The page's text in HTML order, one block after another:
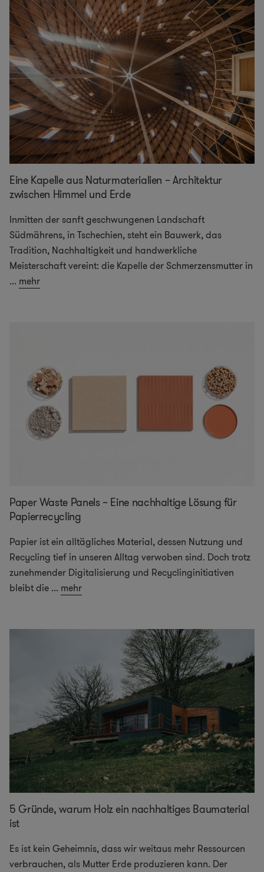
Eine Kapelle aus Naturmaterialien – Architektur
zwischen Himmel und Erde
Inmitten der sanft geschwungenen Landschaft
Südmährens, in Tschechien, steht ein Bauwerk, das
Tradition, Nachhaltigkeit und handwerkliche
Meisterschaft vereint: die Kapelle der Schmerzensmutter in
... mehr
Paper Waste Panels – Eine nachhaltige Lösung für
Papierrecycling
Papier ist ein alltägliches Material, dessen Nutzung und
Recycling tief in unseren Alltag verwoben sind. Doch trotz
zunehmender Digitalisierung und Recyclinginitiativen
bleibt die ... mehr
5 Gründe, warum Holz ein nachhaltiges Baumaterial
ist
Es ist kein Geheimnis, dass wir weitaus mehr Ressourcen
verbrauchen, als Mutter Erde produzieren kann. Der